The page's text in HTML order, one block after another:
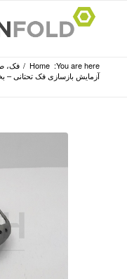
You are here:
Home
/ فک،
آزمایش بازسازی فک تحتانی –